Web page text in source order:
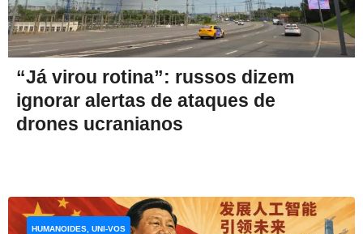
“Já virou rotina”: russos dizem
ignorar alertas de ataques de
drones ucranianos
HUMANOIDES, UNI-VOS